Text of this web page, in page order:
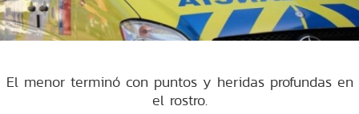
El menor terminó con puntos y heridas profundas en
el rostro.